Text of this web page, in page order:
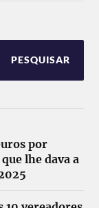
PESQUISAR
por
lhe dava a